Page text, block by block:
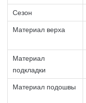
Сезон
Материал верха
Материал
подкладки
Материал подошвы